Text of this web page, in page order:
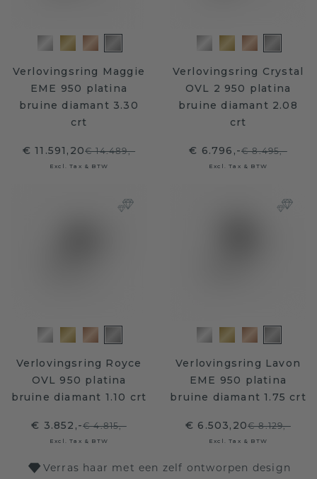
Verlovingsring Maggie
EME 950 platina
bruine diamant 3.30
crt
€ 11.591,20€ 14.489,-
Excl. Tax & BTW
Verlovingsring Crystal
OVL 2 950 platina
bruine diamant 2.08
crt
€ 6.796,-€ 8.495,-
Excl. Tax & BTW
Verlovingsring Royce
OVL 950 platina
bruine diamant 1.10 crt
€ 3.852,-€ 4.815,-
Excl. Tax & BTW
Verlovingsring Lavon
EME 950 platina
bruine diamant 1.75 crt
€ 6.503,20€ 8.129,-
Excl. Tax & BTW
Verras haar met een zelf ontworpen design